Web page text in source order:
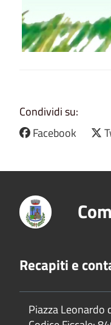
Condividi su:
Facebook
Recapiti e
Piazza Leonardo